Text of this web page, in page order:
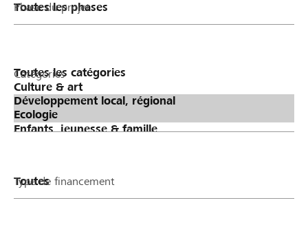
Phase du projet
Catégories
Type de financement